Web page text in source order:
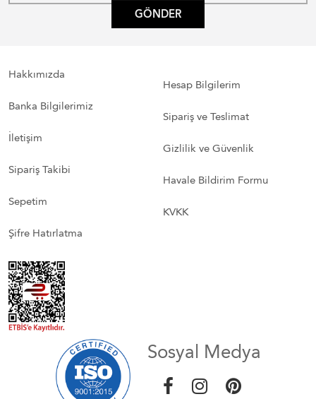
GÖNDER
Hakkımızda
Banka Bilgilerimiz
İletişim
Sipariş Takibi
Sepetim
Şifre Hatırlatma
Hesap Bilgilerim
Sipariş ve Teslimat
Gizlilik ve Güvenlik
Havale Bildirim Formu
KVKK
Sosyal Medya